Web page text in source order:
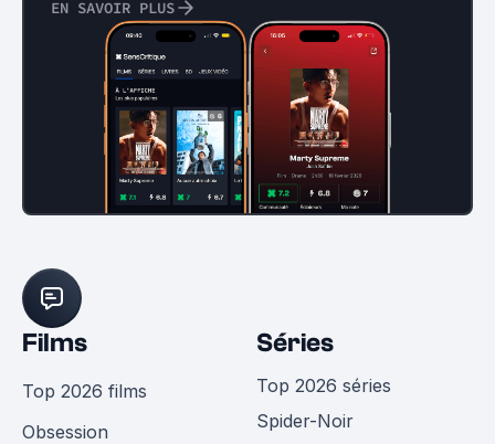
EN SAVOIR PLUS
Films
Top 2026 films
Obsession
Séries
Top 2026 séries
Spider-Noir